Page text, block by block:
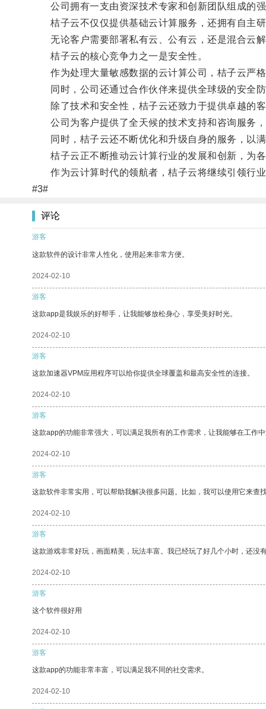
公司拥有一支由资深技术专家和创新团队组成的强
桔子云不仅仅提供基础云计算服务，还拥有自主研
无论客户需要部署私有云、公有云，还是混合云解
桔子云的核心竞争力之一是安全性。
作为处理大量敏感数据的云计算公司，桔子云严格
同时，公司还通过合作伙伴来提供全球级的安全防
除了技术和安全性，桔子云还致力于提供卓越的客
公司为客户提供了全天候的技术支持和咨询服务，
同时，桔子云还不断优化和升级自身的服务，以满
桔子云正不断推动云计算行业的发展和创新，为各
作为云计算时代的领航者，桔子云将继续引领行业
#3#
评论
游客
这款软件的设计非常人性化，使用起来非常方便。
2024-02-10
游客
这款app是我娱乐的好帮手，让我能够放松身心，享受美好时光。
2024-02-10
游客
这款加速器VPM应用程序可以给你提供全球覆盖和最高安全性的连接。
2024-02-10
游客
这款app的功能非常强大，可以满足我所有的工作需求，让我能够在工作中
2024-02-10
游客
这款软件非常实用，可以帮助我解决很多问题。比如，我可以使用它来查
2024-02-10
游客
这款游戏非常好玩，画面精美，玩法丰富。我已经玩了好几个小时，还没有
2024-02-10
游客
这个软件很好用
2024-02-10
游客
这款app的功能非常丰富，可以满足我不同的社交需求。
2024-02-10